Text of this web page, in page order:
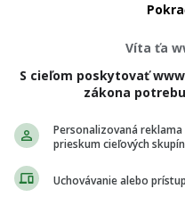
produkčná
mediálnemu tlaku,
rokoch
jedinečný
lístok si môžeš zakúpiť
Víta ťa
S cieľom poskytovať
zákona
Personalizovaná
prieskum cieľových
Uchovávanie alebo